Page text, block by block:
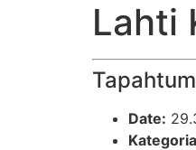
Lahti
Date: